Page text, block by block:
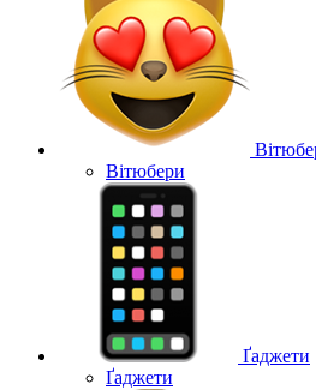
Вітюбери
Ґаджети
Ґаджети